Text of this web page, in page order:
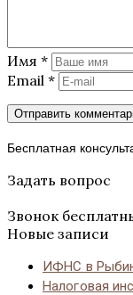
Имя *
Email *
Бесплатная
Задать вопрос
Звонок
Новые записи
ИФНС в
Налоговая